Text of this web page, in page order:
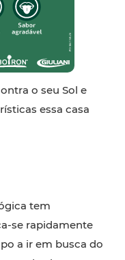
o seu Sol e
essa casa
tem
se rapidamente
a ir em busca do